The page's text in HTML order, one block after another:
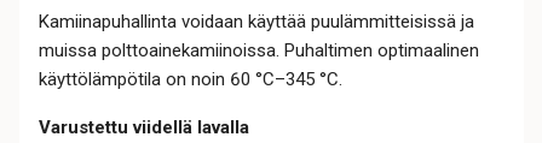
Kamiinapuhallinta voidaan käyttää puulämmitteisissä ja
muissa polttoainekamiinoissa. Puhaltimen optimaalinen
käyttölämpötila on noin 60 °C–345 °C.
Varustettu viidellä lavalla